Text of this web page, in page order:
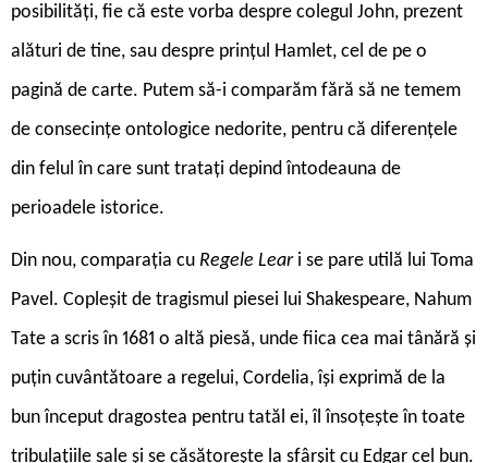
posibilități, fie că este vorba despre colegul John, prezent
alături de tine, sau despre prințul Hamlet, cel de pe o
pagină de carte. Putem să-i comparăm fără să ne temem
de consecințe ontologice nedorite, pentru că diferențele
din felul în care sunt tratați depind întodeauna de
perioadele istorice.
Din nou, comparația cu Regele Lear i se pare utilă lui Toma
Pavel. Copleșit de tragismul piesei lui Shakespeare, Nahum
Tate a scris în 1681 o altă piesă, unde fiica cea mai tânără și
puțin cuvântătoare a regelui, Cordelia, își exprimă de la
bun început dragostea pentru tatăl ei, îl însoțește în toate
tribulațiile sale și se căsătorește la sfârșit cu Edgar cel bun.